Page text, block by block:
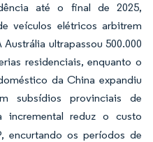
até o final de 2025,
veículos elétricos arbitrem
ultrapassou 500.000
residenciais, enquanto o
da China expandiu
subsídios provinciais de
incremental reduz o custo
encurtando os períodos de